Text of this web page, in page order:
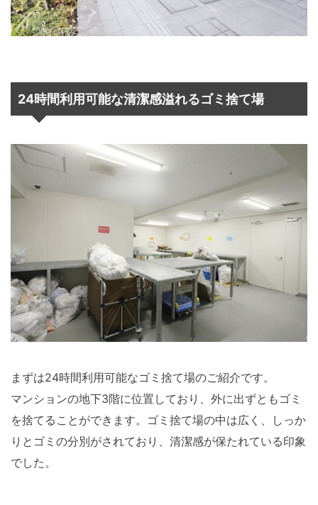
24時間利用可能な清潔感溢れるゴミ捨て場
まずは24時間利用可能なゴミ捨て場のご紹介です。
マンションの地下3階に位置しており、外に出ずともゴミ
を捨てることができます。ゴミ捨て場の中は広く、しっか
りとゴミの分別がされており、清潔感が保たれている印象
でした。